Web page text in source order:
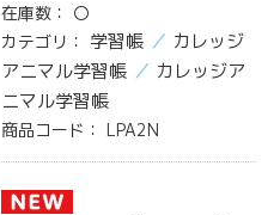
在庫数： 〇
カテゴリ： 学習帳
カレッジ
アニマル学習帳
カレッジア
ニマル学習帳
商品コード： LPA2N